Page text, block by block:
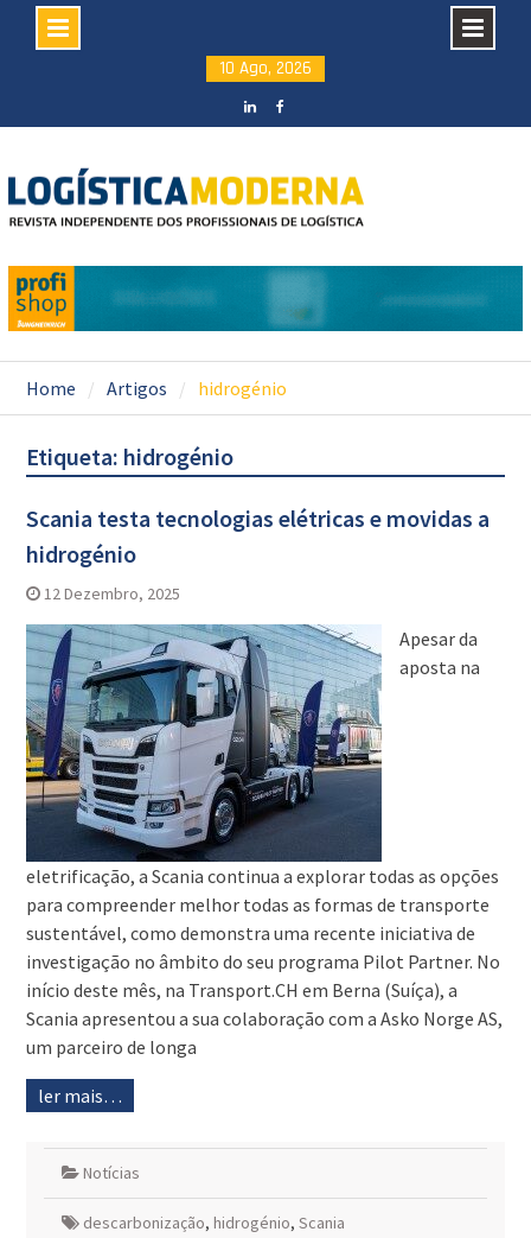
content
10 Ago, 2026
Home Artigos hidrogénio
Etiqueta: hidrogénio
Scania testa tecnologias elétricas e movidas a
hidrogénio
12 Dezembro, 2025
Apesar da
aposta na
eletrificação, a Scania continua a explorar todas as opções
para compreender melhor todas as formas de transporte
sustentável, como demonstra uma recente iniciativa de
investigação no âmbito do seu programa Pilot Partner. No
início deste mês, na Transport.CH em Berna (Suíça), a
Scania apresentou a sua colaboração com a Asko Norge AS,
um parceiro de longa
ler mais…
Notícias
descarbonização, hidrogénio, Scania